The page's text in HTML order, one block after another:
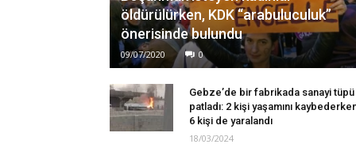
öldürülürken, KDK “arabuluculuk”
önerisinde bulundu
09/07/2020 0
Gebze’de bir fabrikada sanayi tüpü
patladı: 2 kişi yaşamını
6 kişi de yaralandı
18/03/2024